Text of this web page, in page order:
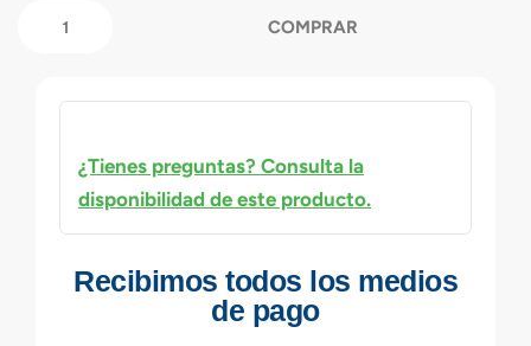
COMPRAR
¿Tienes preguntas? Consulta la
disponibilidad de este producto.
Recibimos todos los medios
de pago